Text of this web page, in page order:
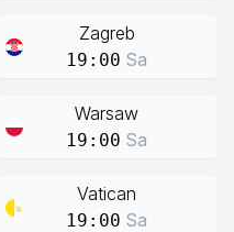
Zagreb
19:00 Sa
Warsaw
19:00 Sa
Vatican
19:00 Sa